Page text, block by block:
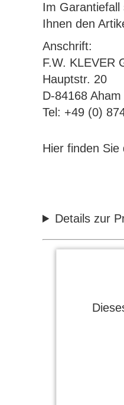
Im Garantiefall
Ihnen den
Anschrift:
F.W. KLEVER
Hauptstr. 20
D-84168 Aham
Tel: +49 (0)
Hier finden Sie
Details zur